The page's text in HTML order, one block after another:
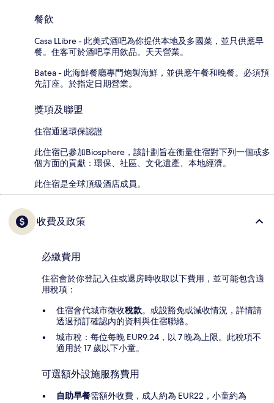
餐飲
Casa LLibre - 此美式酒吧為你提供本地及多國菜，並只供應早
餐。住客可於酒吧享用飲品。天天營業。
Batea - 此海鮮餐廳專門炮製海鮮，並供應午餐和晚餐。必須預
先訂座。於指定日期營業。
獎項及聯盟
住宿通過環保認證
此住宿已參加Biosphere，該計劃旨在衡量住宿對下列一個或多
個方面的貢獻：環保、社區、文化遺產、本地經濟。
此住宿是全球頂級酒店成員。
收費及政策
必繳費用
住宿會於你登記入住或退房時收取以下費用，並可能包含適
用稅項：
住宿會代城市徵收稅款。或設豁免或減收情況，詳情請
透過預訂確認內的資料與住宿聯絡。
城市稅：每位每晚 EUR9.24，以 7 晚為上限。此稅項不
適用於 17 歲以下小童。
可選額外設施服務費用
自助早餐需額外收費，成人約為 EUR22，小童約為